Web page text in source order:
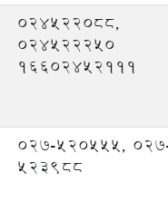
०२४५२२०८८,
०२४५२२२५०
१६६०२४५२१११
027-520555,
523988